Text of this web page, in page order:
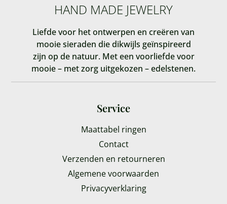
HAND MADE JEWELRY
Liefde voor het ontwerpen en creëren van
mooie sieraden die dikwijls geïnspireerd
zijn op de natuur. Met een voorliefde voor
mooie – met zorg uitgekozen – edelstenen.
Service
Maattabel ringen
Contact
Verzenden en retourneren
Algemene voorwaarden
Privacyverklaring